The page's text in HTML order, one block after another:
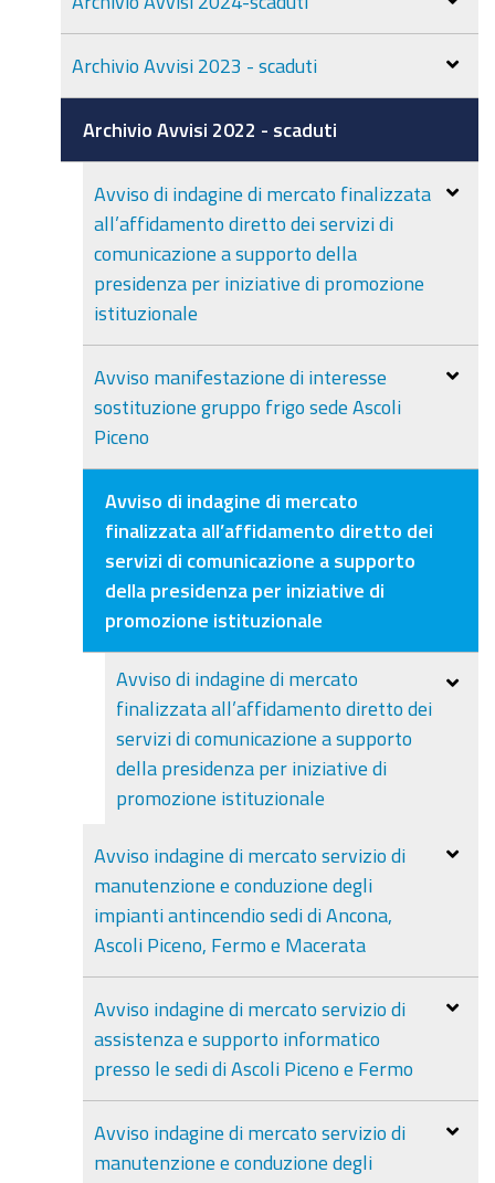
Archivio Avvisi 2023 - scaduti
Archivio Avvisi 2022 - scaduti
Avviso di indagine di mercato finalizzata
all’affidamento diretto dei servizi di
comunicazione a supporto della
presidenza per iniziative di promozione
istituzionale
Avviso manifestazione di interesse
sostituzione gruppo frigo sede Ascoli
Piceno
Avviso di indagine di mercato
finalizzata all’affidamento diretto dei
servizi di comunicazione a supporto
della presidenza per iniziative di
promozione istituzionale
Avviso di indagine di mercato
finalizzata all’affidamento diretto dei
servizi di comunicazione a supporto
della presidenza per iniziative di
promozione istituzionale
Avviso indagine di mercato servizio di
manutenzione e conduzione degli
impianti antincendio sedi di Ancona,
Ascoli Piceno, Fermo e Macerata
Avviso indagine di mercato servizio di
assistenza e supporto informatico
presso le sedi di Ascoli Piceno e Fermo
Avviso indagine di mercato servizio di
manutenzione e conduzione degli